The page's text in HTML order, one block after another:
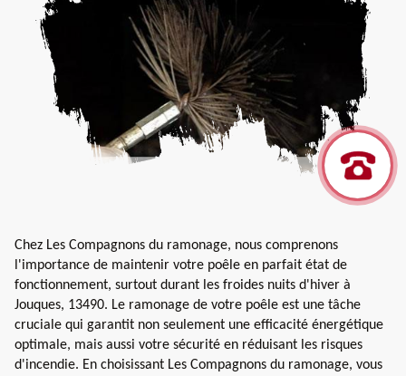
Chez Les Compagnons du ramonage, nous comprenons
l'importance de maintenir votre poêle en parfait état de
fonctionnement, surtout durant les froides nuits d'hiver à
Jouques, 13490. Le ramonage de votre poêle est une tâche
cruciale qui garantit non seulement une efficacité énergétique
optimale, mais aussi votre sécurité en réduisant les risques
d'incendie. En choisissant Les Compagnons du ramonage, vous